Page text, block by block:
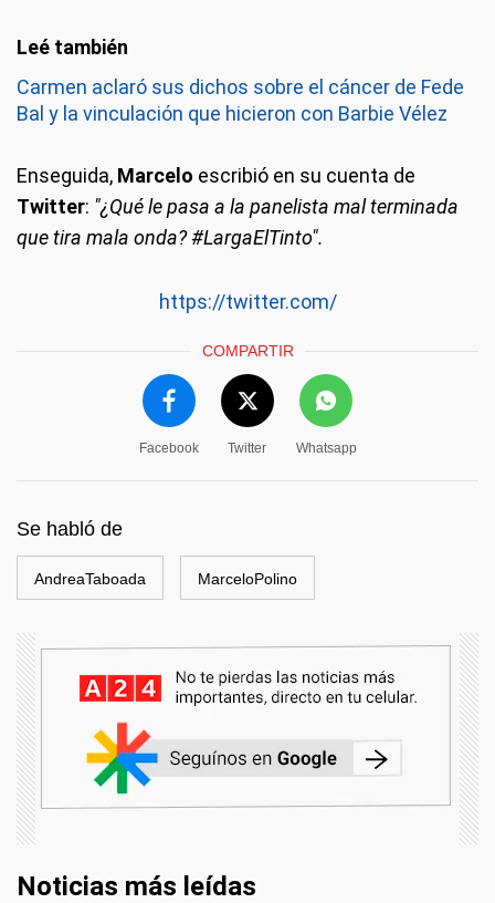
Carmen aclaró sus dichos sobre el cáncer de Fede
Bal y la vinculación que hicieron con Barbie Vélez
Enseguida, Marcelo escribió en su cuenta de
Twitter: "¿Qué le pasa a la panelista mal terminada
que tira mala onda? #LargaElTinto".
https://twitter.com/
COMPARTIR
Facebook Twitter Whatsapp
Se habló de
AndreaTaboada MarceloPolino
Noticias más leídas